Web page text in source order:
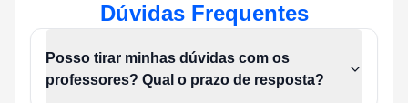
Dúvidas Frequentes
Posso tirar minhas dúvidas com os
professores? Qual o prazo de resposta?